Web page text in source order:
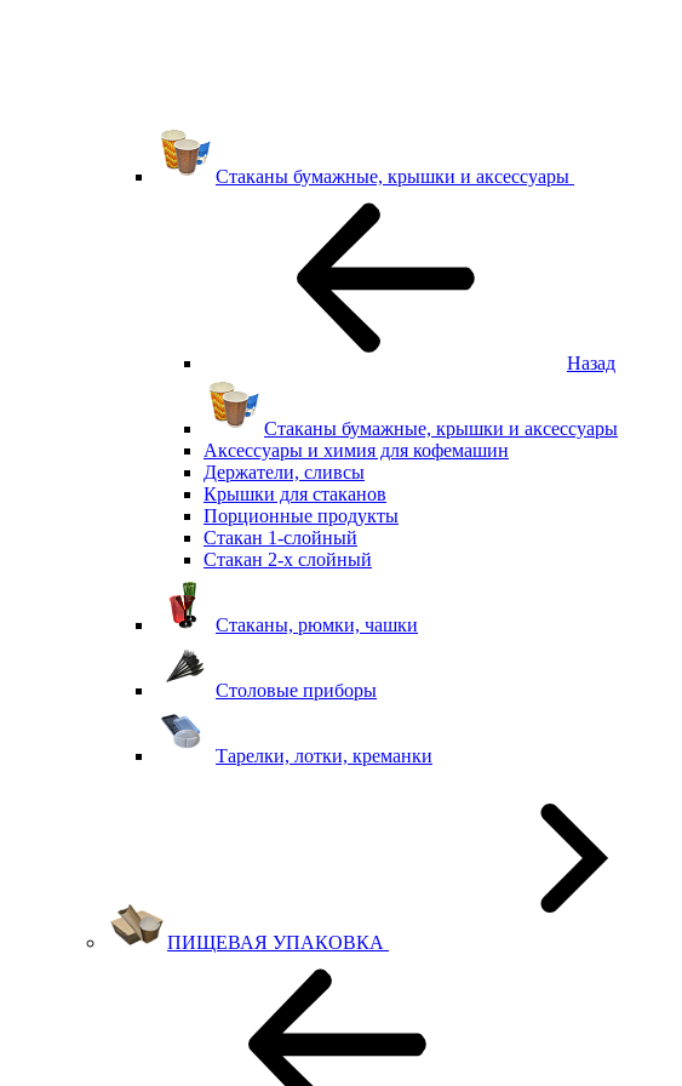
Стаканы бумажные, крышки и аксессуары
Назад
Стаканы бумажные, крышки и аксессуары
Аксессуары и химия для кофемашин
Держатели, сливсы
Крышки для стаканов
Порционные продукты
Стакан 1-слойный
Стакан 2-х слойный
Стаканы, рюмки, чашки
Столовые приборы
Тарелки, лотки, креманки
ПИЩЕВАЯ УПАКОВКА